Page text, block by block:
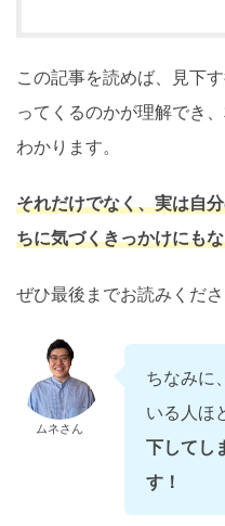
この記事を読めば、見下
ってくるのかが理解でき
わかります。
それだけでなく、実は自
ちに気づくきっかけにも
ぜひ最後までお読みくださ
ムネさん
ちなみに
いる人ほ
下してし
す！